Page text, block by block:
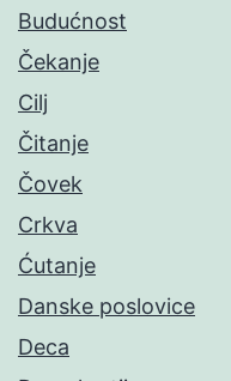
Budućnost
Čekanje
Cilj
Čitanje
Čovek
Crkva
Ćutanje
Danske poslovice
Deca